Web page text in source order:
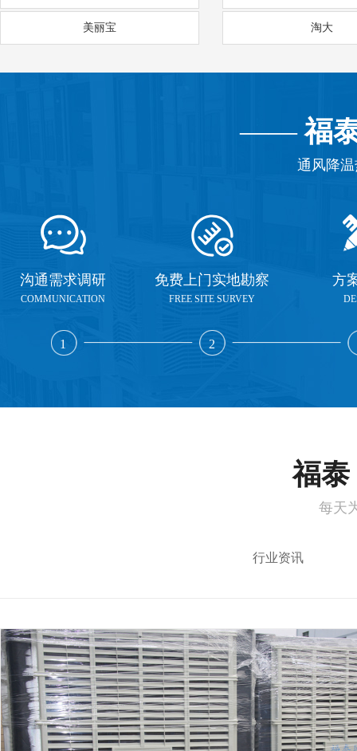
美丽宝 淘大
——福
通风降
沟通需求调研
COMMUNICATION
1
免费上门实地勘察
FREE SITE SURVEY
2
方
福泰
每天
行业资讯